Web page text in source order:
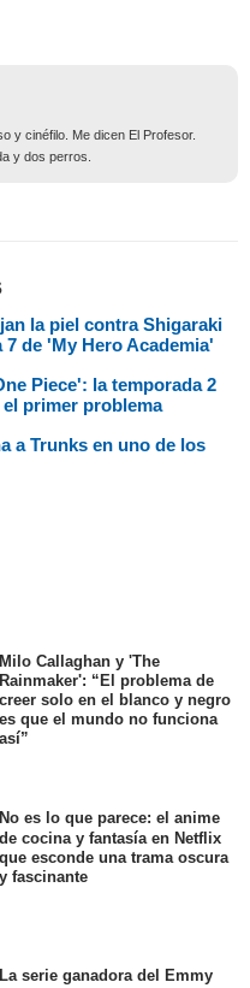
y cinéfilo. Me dicen El Profesor.
y dos perros.
la piel contra Shigaraki
de 'My Hero Academia'
Piece': la temporada 2
primer problema
a Trunks en uno de los
Milo Callaghan y 'The
Rainmaker': “El problema de
creer solo en el blanco y negro
es que el mundo no funciona
así”
No es lo que parece: el anime
de cocina y fantasía en Netflix
que esconde una trama oscura
y fascinante
La serie ganadora del Emmy